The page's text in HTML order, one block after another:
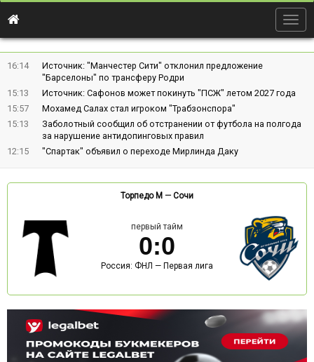
16:14
Источник: "Манчестер Сити" отклонил предложение
"Барселоны" по трансферу Родри
15:13
Источник: Сафонов может покинуть "ПСЖ" летом 2027 года
15:57
Мохамед Салах стал игроком "Трабзонспора"
15:13
Заболотный сообщил об отстранении от футбола на полгода
за нарушение антидопинговых правил
12:15
"Спартак" объявил о переходе Мирлинда Даку
Торпедо М — Сочи
первый тайм
0:0
Россия: ФНЛ — Первая лига